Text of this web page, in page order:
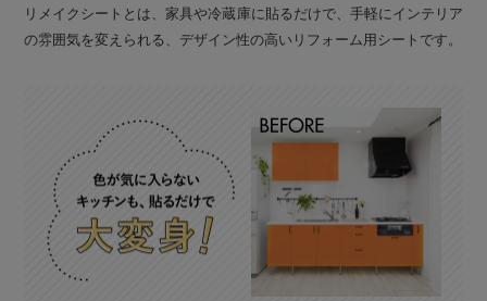
リメイクシートとは、家具や冷蔵庫に貼るだけで、手軽にインテリア
の雰囲気を変えられる、デザイン性の高いリフォーム用シートです。